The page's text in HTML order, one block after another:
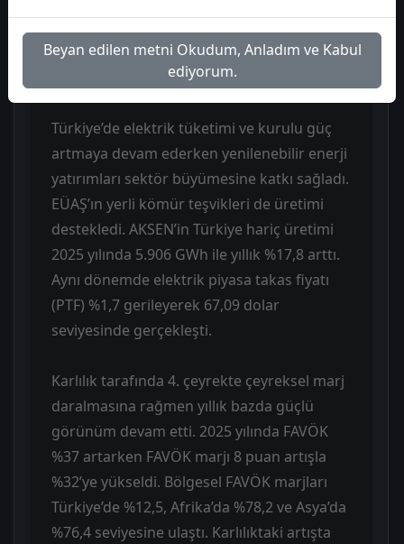
artarken Afrika tarafında %13,2 daralma
Türkiye’de elektrik tüketimi ve kurulu güç
artmaya devam ederken yenilenebilir enerji
yatırımları sektör büyümesine katkı sağladı.
EÜAŞ’ın yerli kömür teşvikleri de üretimi
destekledi. AKSEN’in Türkiye hariç üretimi
2025 yılında 5.906 GWh ile yıllık %17,8 arttı.
Aynı dönemde elektrik piyasa takas fiyatı
(PTF) %1,7 gerileyerek 67,09 dolar
seviyesinde gerçekleşti.
Karlılık tarafında 4. çeyrekte çeyreksel marj
daralmasına rağmen yıllık bazda güçlü
görünüm devam etti. 2025 yılında FAVÖK
%37 artarken FAVÖK marjı 8 puan artışla
%32’ye yükseldi. Bölgesel FAVÖK marjları
Türkiye’de %12,5, Afrika’da %78,2 ve Asya’da
%76,4 seviyesine ulaştı. Karlılıktaki artışta
Beyan edilen metni Okudum, Anladım ve Kabul
ediyorum.